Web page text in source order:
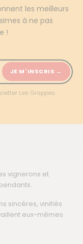
les meilleurs
à ne pas
!
JE M'INSCRIS →
Les Grappes.
vignerons et
sincères, vinifiés
eux-mêmes